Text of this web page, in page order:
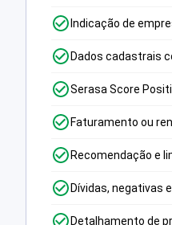
Indicação de
Dados cadastrais
Serasa Score
Faturamento ou
Recomendação e
Dívidas, negativas
Detalhamento de